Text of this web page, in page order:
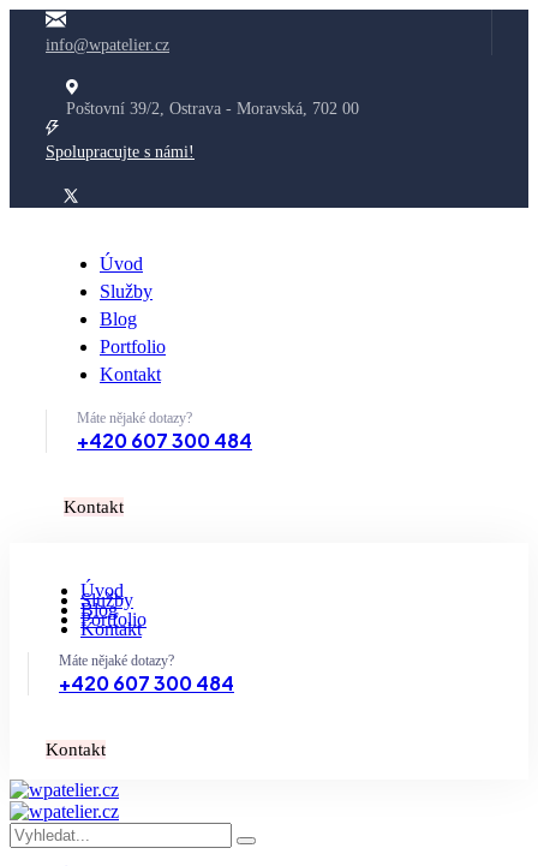
info@wpatelier.cz
Poštovní 39/2, Ostrava - Moravská, 702 00
Spolupracujte s námi!
Úvod
Služby
Blog
Portfolio
Kontakt
Máte nějaké dotazy?
+420 607 300 484
Kontakt
Úvod
Služby
Blog
Portfolio
Kontakt
Máte nějaké dotazy?
+420 607 300 484
Kontakt